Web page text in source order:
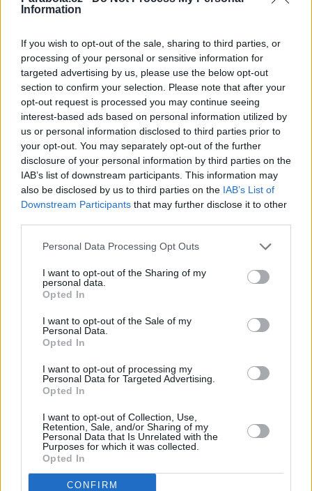
Information
If you wish to opt-out of the sale, sharing to third parties, or
processing of your personal or sensitive information for
targeted advertising by us, please use the below opt-out
section to confirm your selection. Please note that after your
opt-out request is processed you may continue seeing
interest-based ads based on personal information utilized by
us or personal information disclosed to third parties prior to
your opt-out. You may separately opt-out of the further
disclosure of your personal information by third parties on the
IAB’s list of downstream participants. This information may
also be disclosed by us to third parties on the IAB’s List of
Downstream Participants that may further disclose it to other
Personal Data Processing Opt Outs
I want to opt-out of the Sharing of my
personal data.
Opted In
I want to opt-out of the Sale of my
Personal Data.
Opted In
I want to opt-out of processing my
Personal Data for Targeted Advertising.
Opted In
I want to opt-out of Collection, Use,
Retention, Sale, and/or Sharing of my
Personal Data that Is Unrelated with the
Purposes for which it was collected.
Opted In
CONFIRM
Pracovní nabídky
07.08.2026 - Bosch Powertrain s.r.o. Jihlava • linkový střídač • mzda
48.400 Kč • příspěvek na ubytování (Jihlava, okres Jihlava)
07.08.2026 -Bosch Powertrain s.r.o. Jihlava • obsluha CNC strojů •
48.400 Kč • náborový bonus 50.000 Kč • příspěvek na ubytování
okres Jihlava)
07.08.2026 -Specialista pro elektronická zařízení údržby (m/ž) (tř.
Klementa 869, Mladá Boleslav II)
06.08.2026 -Bosch Powertrain s.r.o. Jihlava • CNC operátor• mzda
Kč • náborový bonus 50.000 Kč • příspěvek na ubytování (Jihlava,
Jihlava)
06.08.2026 -Bosch Powertrain s.r.o. • montážní dělník • mzda 44.700
týdenní zálohy na mzdu 2.000 Kč (Jihlava, okres Jihlava)
... další nabídky zaměstnání
vysílacím týdnu
naladění na Skylinku
Parabola.cz- web o satelitní, terestrické a kabelové televizi, ©
O webu parabola.cz•O souborech cookies•Inzerce
Kontakt
Dovolená u moře•Bazény